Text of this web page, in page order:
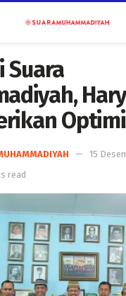
Suara
15
read